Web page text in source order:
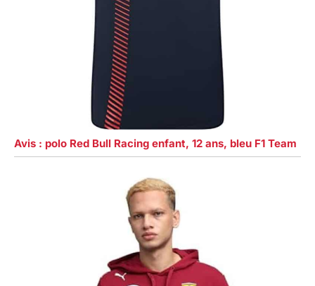
Avis : polo Red Bull Racing enfant, 12 ans, bleu F1 Team